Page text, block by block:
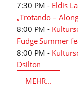
7:30 PM - Eldis
„Trotando –
8:00 PM -
Fudge Summer
8:00 PM -
Dsilton
MEHR...